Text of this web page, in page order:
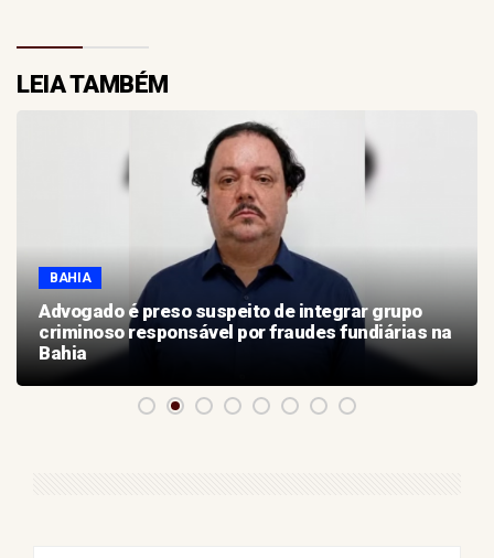
LEIA TAMBÉM
BAHIA
Advogado é preso suspeito de integrar grupo
criminoso responsável por fraudes fundiárias na
Bahia